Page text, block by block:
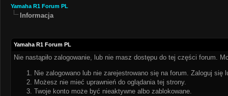
Yamaha R1 Forum PL
Informacja
Yamaha R1 Forum PL
Nie nastąpiło zalogowanie, lub nie masz dostępu do tej części forum.
Nie zalogowano lub nie zarejestrowano się na forum. Zaloguj się
Możesz nie mieć uprawnień do oglądania tej strony.
Twoje konto może być nieaktywne albo zablokowane.